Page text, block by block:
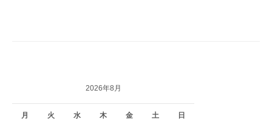
2026年8月
月 火 水 木 金 土 日